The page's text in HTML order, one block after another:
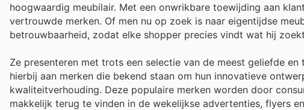
hoogwaardig meubilair. Met een onwrikbare toewijding aan
vertrouwde merken. Of men nu op zoek is naar eigentijdse
betrouwbaarheid, zodat elke shopper precies vindt wat hij
Ze presenteren met trots een selectie van de meest geliefde
hierbij aan merken die bekend staan om hun innovatieve
kwaliteitverhouding. Deze populaire merken worden door
makkelijk terug te vinden in de wekelijkse advertenties, flyers